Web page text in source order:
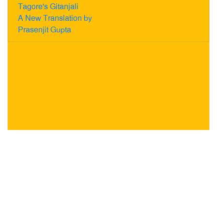
Tagore's Gitanjali
A New Translation by
Prasenjit Gupta